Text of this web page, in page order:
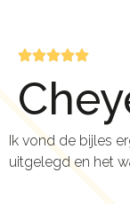
Ik vond de bijles
uitgelegd en het